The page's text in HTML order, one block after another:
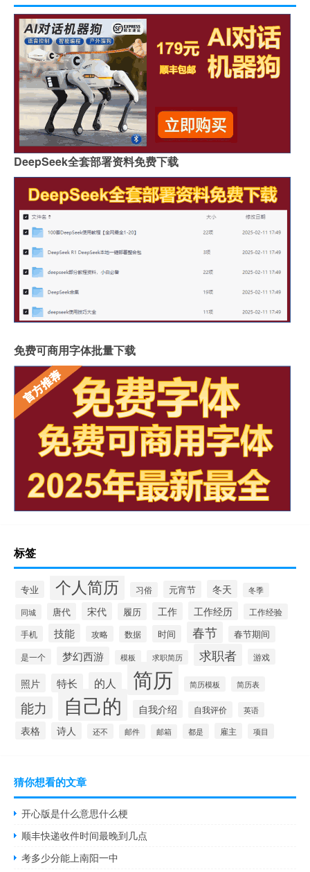
DeepSeek全套部署资料免费下载
免费可商用字体批量下载
标签
专业 个人简历 习俗 元宵节 冬天 冬季
同城 唐代 宋代 履历 工作 工作经历
工作经验
手机
技能 攻略 数据 时间 春节 春节期间
是一个 梦幻西游 模板 求职简历 求职者 游戏
照片 特长 的人 简历 简历模板 简历表
能力 自己的 自我介绍 自我评价 英语
表格 诗人 还不 邮件 邮箱 都是 雇主 项目
猜你想看的文章
开心版是什么意思什么梗
顺丰快递收件时间最晚到几点
考多少分能上南阳一中